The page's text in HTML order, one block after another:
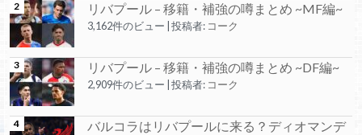
リバプール – 移籍・補強の噂まとめ ~MF編~
3,162件のビュー 投稿者: コーク
リバプール – 移籍・補強の噂まとめ ~DF編~
2,909件のビュー 投稿者: コーク
バルコラはリバプールに来る？ディオマンデ